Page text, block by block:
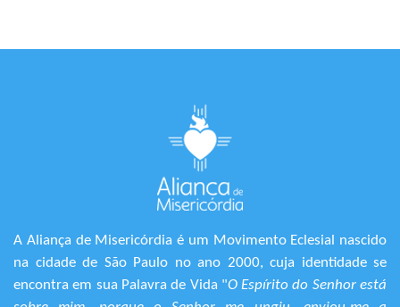
A Aliança de Misericórdia é um Movimento Eclesial nascido
na cidade de São Paulo no ano 2000, cuja identidade se
encontra em sua Palavra de Vida "O Espírito do Senhor está